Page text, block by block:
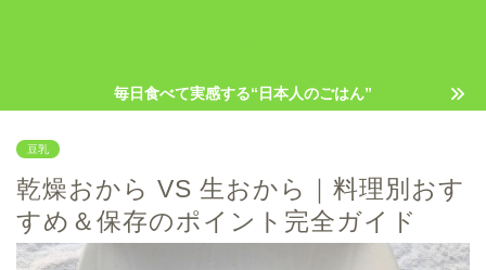
毎日食べて実感する“日本人のごはん”
豆乳
乾燥おから VS 生おから｜料理別おす
すめ＆保存のポイント完全ガイド